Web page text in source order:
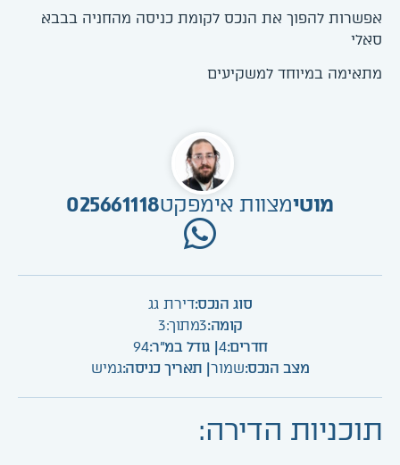
אפשרות להפוך את הנכס לקומת כניסה מהחניה בבבא
סאלי
מתאימה במיוחד למשקיעים
מוטימצוות אימפקט025661118
סוג הנכס:דירת גג
קומה:3מתוך:3
חדרים:4| גודל במ"ר:94
מצב הנכס:שמור| תאריך כניסה:גמיש
תוכניות הדירה: